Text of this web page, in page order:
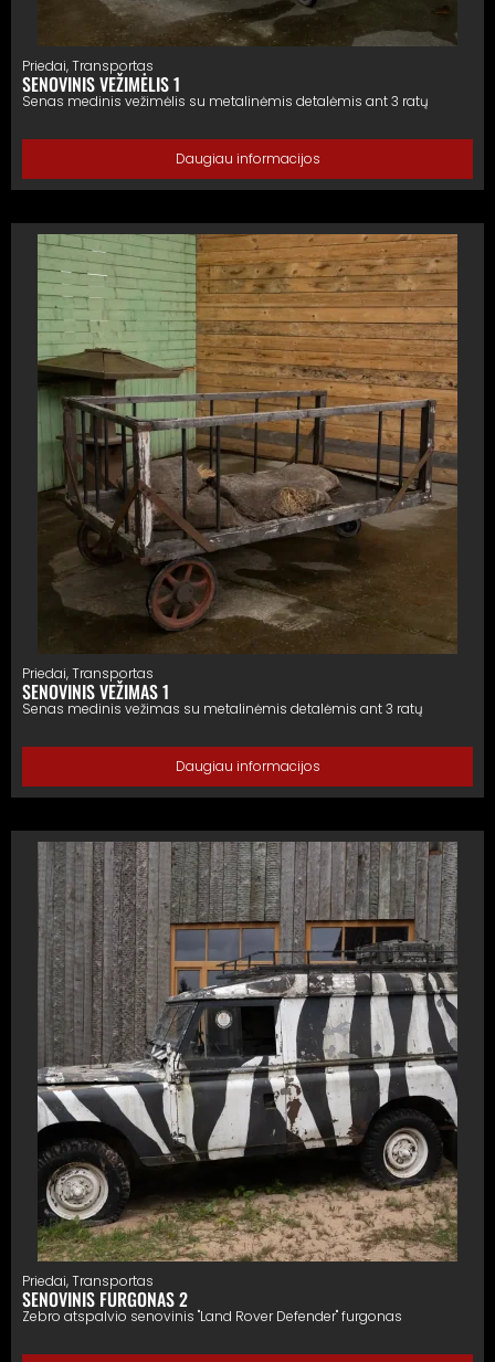
Priedai,Transportas
SENOVINIS VEŽIMĖLIS 1
Senas medinis vežimėlis su metalinėmis detalėmis ant 3 ratų
Daugiau informacijos
Priedai,Transportas
SENOVINIS VEŽIMAS 1
Senas medinis vežimas su metalinėmis detalėmis ant 3 ratų
Daugiau informacijos
Priedai,Transportas
SENOVINIS FURGONAS 2
Zebro atspalvio senovinis "Land Rover Defender" furgonas